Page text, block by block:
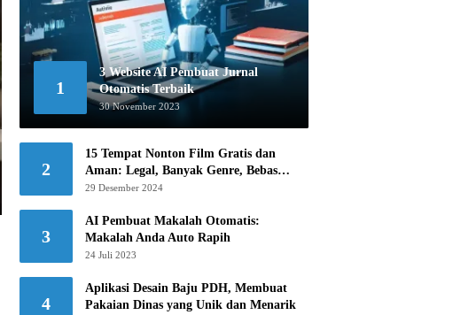
1
3 Website AI Pembuat Jurnal
Otomatis Terbaik
30 November 2023
2
15 Tempat Nonton Film Gratis dan
Aman: Legal, Banyak Genre, Bebas
Khawatir!
29 Desember 2024
3
AI Pembuat Makalah Otomatis:
Makalah Anda Auto Rapih
24 Juli 2023
4
Aplikasi Desain Baju PDH, Membuat
Pakaian Dinas yang Unik dan Menarik